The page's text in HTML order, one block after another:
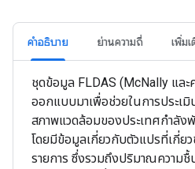
คำอธิบาย ย่านความถี่ เพิ่ม
ชุดข้อมูล FLDAS (McNally และ
ออกแบบมาเพื่อช่วยในการประเ
สภาพแวดล้อมของประเทศกำลั
โดยมีข้อมูลเกี่ยวกับตัวแปรที่เกี่ย
รายการ ซึ่งรวมถึงปริมาณความชื้